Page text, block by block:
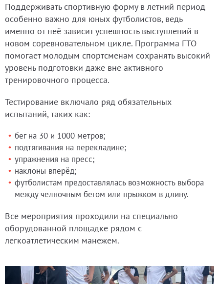
Поддерживать спортивную форму в летний период
особенно важно для юных футболистов, ведь
именно от неё зависит успешность выступлений в
новом соревновательном цикле. Программа ГТО
помогает молодым спортсменам сохранять высокий
уровень подготовки даже вне активного
тренировочного процесса.
Тестирование включало ряд обязательных
испытаний, таких как:
бег на 30 и 1000 метров;
подтягивания на перекладине;
упражнения на пресс;
наклоны вперёд;
футболистам предоставлялась возможность выбора
между челночным бегом или прыжком в длину.
Все мероприятия проходили на специально
оборудованной площадке рядом с
легкоатлетическим манежем.